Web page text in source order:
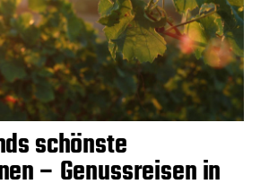
schönste
– Genussreisen in